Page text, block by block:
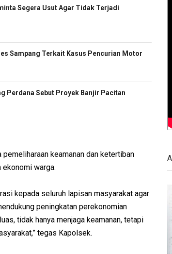
Segera Usut Agar Tidak Terjadi
Sampang Terkait Kasus Pencurian Motor
Perdana Sebut Proyek Banjir Pacitan
keamanan dan ketertiban
ekonomi warga.
kepada seluruh lapisan masyarakat agar
peningkatan perekonomian
tidak hanya menjaga keamanan, tetapi
tegas Kapolsek.